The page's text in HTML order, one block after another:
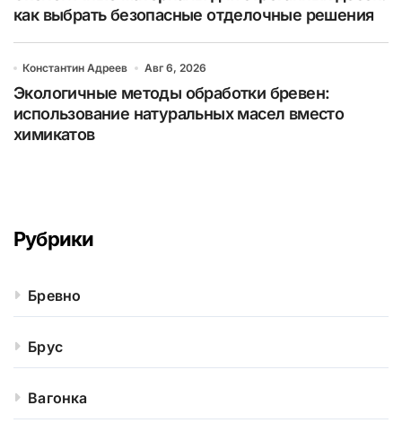
как выбрать безопасные отделочные решения
Константин Адреев Авг 6, 2026
Экологичные методы обработки бревен:
использование натуральных масел вместо
химикатов
Рубрики
Бревно
Брус
Вагонка